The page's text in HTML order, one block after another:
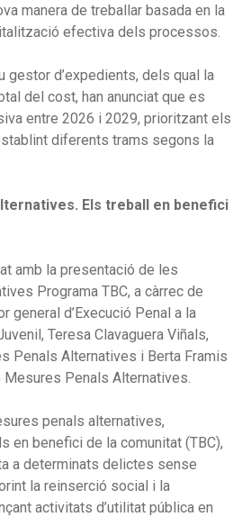
manera de treballar basada en la
efectiva dels processos.
gestor d’expedients, dels qual la
del cost, han anunciat que es
entre 2026 i 2029, prioritzant els
diferents trams segons la
Els treball en benefici
amb la presentació de les
Programa TBC, a càrrec de
general d’Execució Penal a la
Teresa Clavaguera Viñals,
Penals Alternatives i Berta Framis
Mesures Penals Alternatives.
penals alternatives,
en benefici de la comunitat (TBC),
a determinats delictes sense
la reinserció social i la
activitats d’utilitat pública en